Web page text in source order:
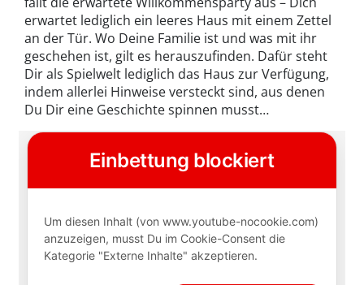
erwartet lediglich ein leeres Haus mit einem Zettel
an der Tür. Wo Deine Familie ist und was mit ihr
geschehen ist, gilt es herauszufinden. Dafür steht
Dir als Spielwelt lediglich das Haus zur Verfügung,
indem allerlei Hinweise versteckt sind, aus denen
Du Dir eine Geschichte spinnen musst…